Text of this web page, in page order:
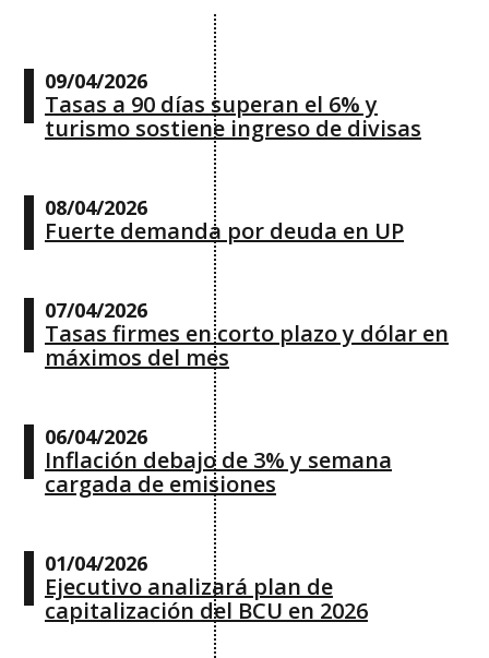
09/04/2026
Tasas a 90 días superan el 6% y
turismo sostiene ingreso de divisas
08/04/2026
Fuerte demanda por deuda en UP
07/04/2026
Tasas firmes en corto plazo y dólar en
máximos del mes
06/04/2026
Inflación debajo de 3% y semana
cargada de emisiones
01/04/2026
Ejecutivo analizará plan de
capitalización del BCU en 2026